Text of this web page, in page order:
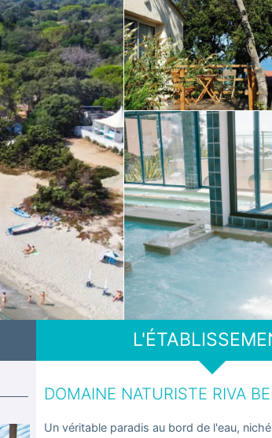
DOMAINE NATURISTE RIVA
Un véritable paradis au bord de l'eau,